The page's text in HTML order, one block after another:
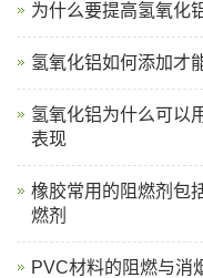
为什么要提高氢氧化
氢氧化铝如何添加才
氢氧化铝为什么可以
表现
橡胶常用的阻燃剂包
燃剂
PVC材料的阻燃与消